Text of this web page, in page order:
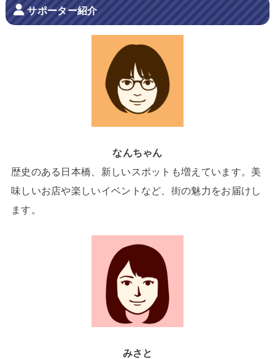
サポーター紹介
なんちゃん
歴史のある日本橋、新しいスポットも増えています。美
味しいお店や楽しいイベントなど、街の魅力をお届けし
ます。
みさと